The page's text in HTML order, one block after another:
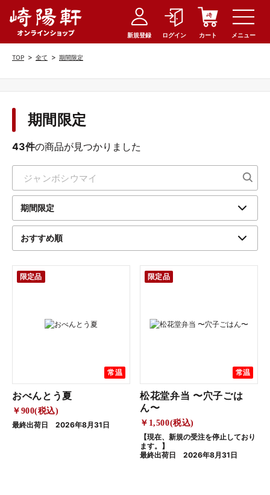
新規登録 ログイン カート メニュー
TOP > 全て > 期間限定
期間限定
43件の商品が見つかりました
限定品
常温
おべんとう夏
￥900(税込)
最終出荷日 2026年8月31日
限定品
常温
松花堂弁当 〜穴子ごは
ん〜
￥1,500(税込)
【現在、新規の受注を停止しており
ます。】
最終出荷日 2026年8月31日